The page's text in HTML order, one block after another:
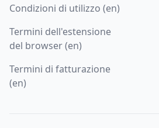
Condizioni di utilizzo (en)
Termini dell'estensione
del browser (en)
Termini di fatturazione
(en)